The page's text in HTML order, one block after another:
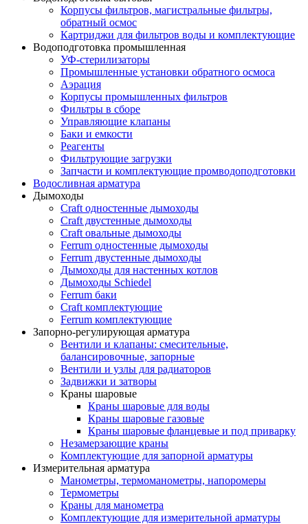
Корпусы фильтров, магистральные фильтры,
обратный осмос
Картриджи для фильтров воды и комплектующие
Водоподготовка промышленная
УФ-стерилизаторы
Промышленные установки обратного осмоса
Аэрация
Корпусы промышленных фильтров
Фильтры в сборе
Управляющие клапаны
Баки и емкости
Реагенты
Фильтрующие загрузки
Запчасти и комплектующие промводоподготовки
Водосливная арматура
Дымоходы
Craft одностенные дымоходы
Craft двустенные дымоходы
Craft овальные дымоходы
Ferrum одностенные дымоходы
Ferrum двустенные дымоходы
Дымоходы для настенных котлов
Дымоходы Schiedel
Ferrum баки
Craft комплектующие
Ferrum комплектующие
Запорно-регулирующая арматура
Вентили и клапаны: смесительные,
балансировочные, запорные
Вентили и узлы для радиаторов
Задвижки и затворы
Краны шаровые
Краны шаровые для воды
Краны шаровые газовые
Краны шаровые фланцевые и под приварку
Незамерзающие краны
Комплектующие для запорной арматуры
Измерительная арматура
Манометры, термоманометры, напоромеры
Термометры
Краны для манометра
Комплектующие для измерительной арматуры